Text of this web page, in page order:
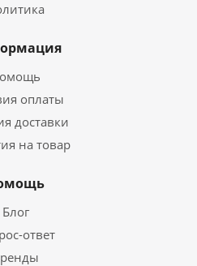
оплаты
доставки
на товар
Блог
ответ